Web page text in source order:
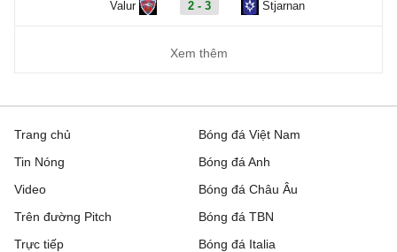
Valur 2 - 3 Stjarnan
Xem thêm
Trang chủ
Tin Nóng
Video
Trên đường Pitch
Trực tiếp
Bóng đá Việt Nam
Bóng đá Anh
Bóng đá Châu Âu
Bóng đá TBN
Bóng đá Italia